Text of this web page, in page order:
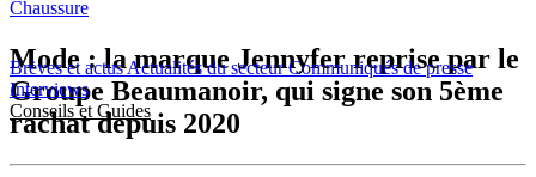
Brèves et actusActualités du secteurCommuniqués de presse
Interviews
Conseils et Guides
Chaussure
Mode : la marque Jennyfer reprise par le
Groupe Beaumanoir, qui signe son 5ème
rachat depuis 2020